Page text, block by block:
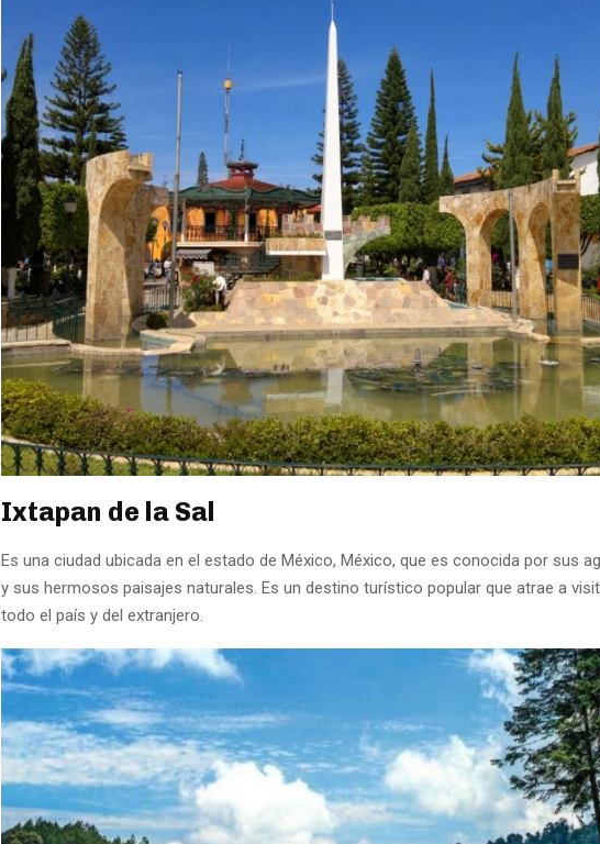
Ixtapan de la Sal
Es una ciudad ubicada en el estado de México, México, que es conocida por sus
y sus hermosos paisajes naturales. Es un destino turístico popular que atrae a
todo el país y del extranjero.